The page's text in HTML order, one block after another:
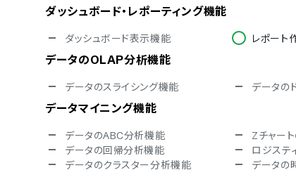
ドイツ語
ノルウェー語
ポルトガ
アラビア語
ハンガリー語
ポーラン
ベトナム語
ダッシュボード・レポーティング機能
ダッシュボード表示機能 レポート
データのOLAP分析機能
データのスライシング機能 データの
データマイニング機能
データのABC分析機能 Zチャー
データの回帰分析機能
ロジステ
データのクラスター分析機能
データの